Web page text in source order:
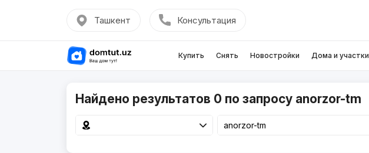
Ташкент Консультация
Купить Снять Новостройки Дома и участки
Найдено результатов 0 по запросу anorzor-tm